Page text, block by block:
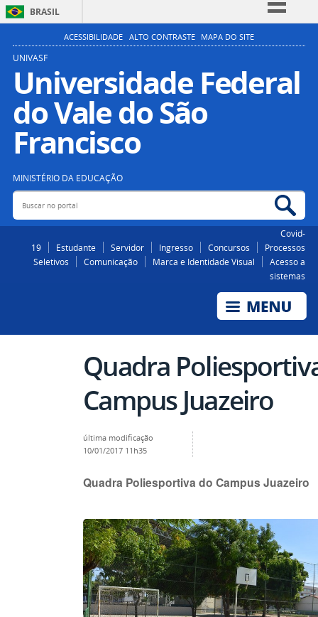
BRASIL
Simplifique!
Participe
Acesso à informação
Legislação
ACESSIBILIDADE ALTO CONTRASTE MAPA DO SITE
UNIVASF
Universidade Federal
do Vale do São
Francisco
MINISTÉRIO DA EDUCAÇÃO
Buscar no portal
Covid-
19
Estudante Servidor Ingresso Concursos
Processos
Seletivos
Comunicação Marca e Identidade Visual
Acesso a
sistemas
Quadra
Campus Juazeiro
última modificação
10/01/2017 11h35
Quadra Poliesportiva do Campus Juazeiro